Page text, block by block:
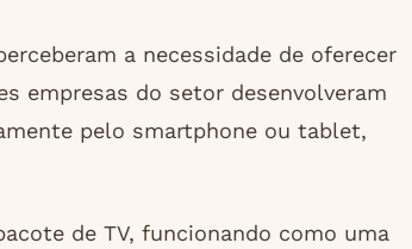
a necessidade de oferecer
empresas do setor desenvolveram
pelo smartphone ou tablet,
de TV, funcionando como uma